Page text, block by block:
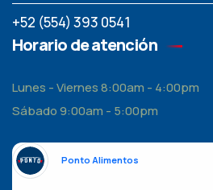
+52 (554) 393 0541
Horario de atención
Lunes - Viernes 8:00am - 4:00pm
Sábado 9:00am - 5:00pm
Ponto Alimentos